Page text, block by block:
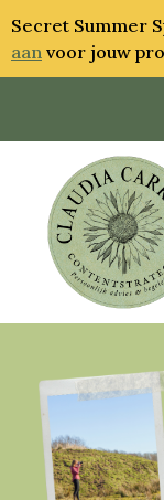
Secret Summer
aan voor jouw